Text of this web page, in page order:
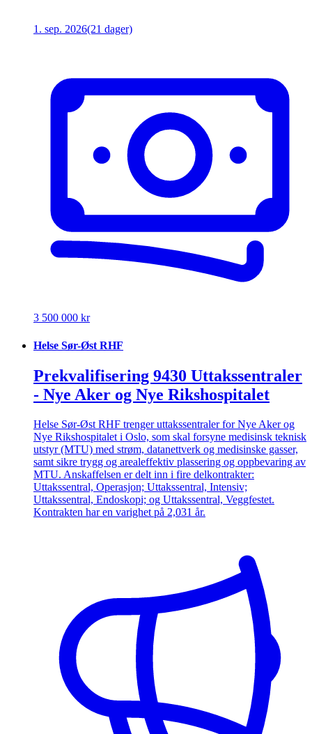
1. sep. 2026(21 dager)
3 500 000 kr
Helse Sør-Øst RHF
Prekvalifisering 9430 Uttakssentraler
- Nye Aker og Nye Rikshospitalet
Helse Sør-Øst RHF trenger uttakssentraler for Nye Aker og
Nye Rikshospitalet i Oslo, som skal forsyne medisinsk teknisk
utstyr (MTU) med strøm, datanettverk og medisinske gasser,
samt sikre trygg og arealeffektiv plassering og oppbevaring av
MTU. Anskaffelsen er delt inn i fire delkontrakter:
Uttakssentral, Operasjon; Uttakssentral, Intensiv;
Uttakssentral, Endoskopi; og Uttakssentral, Veggfestet.
Kontrakten har en varighet på 2,031 år.